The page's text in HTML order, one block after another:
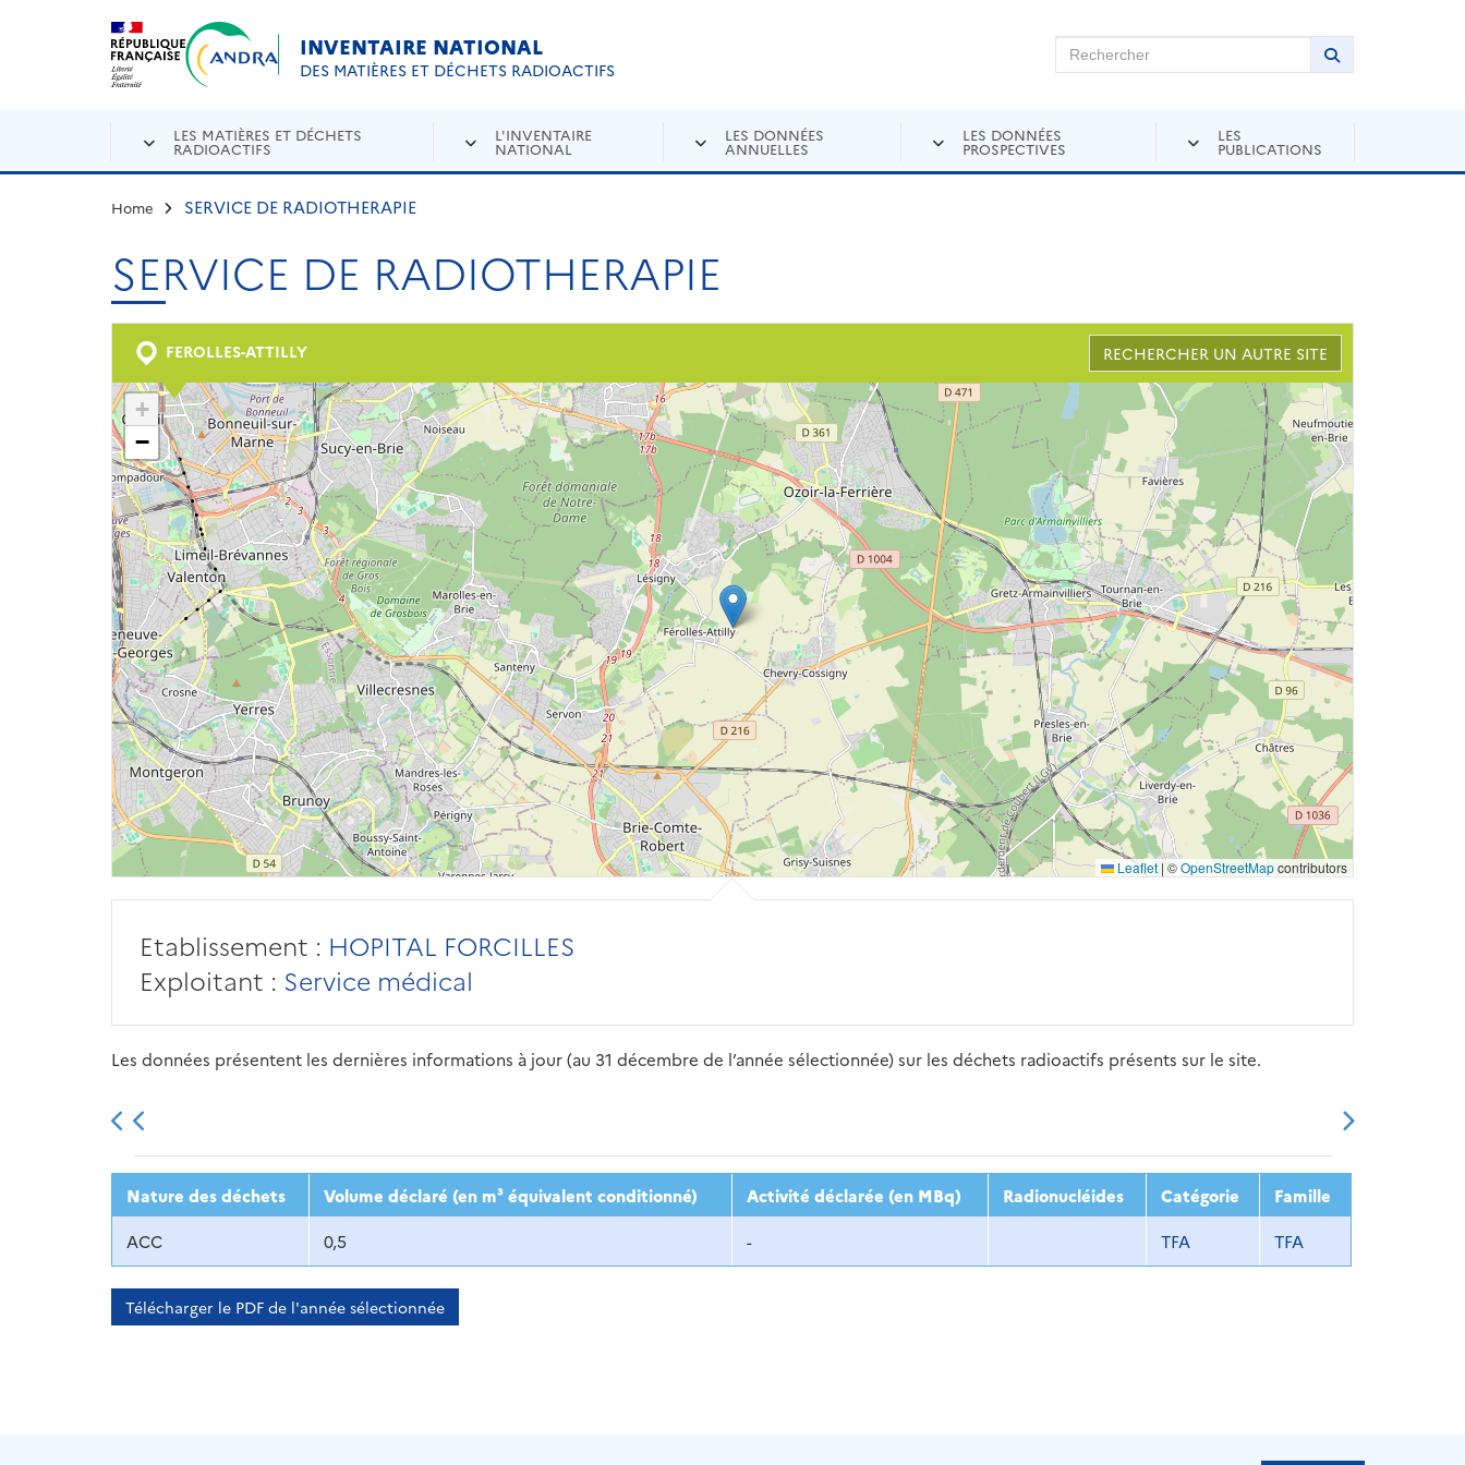
Aller au contenu principal
INVENTAIRE NATIONAL
DES MATIÈRES ET DÉCHETS RADIOACTIFS
Rechercher sur Andra Inventaire Rechercher
Lancer la
LES MATIÈRES ET DÉCHETS
RADIOACTIFS
L'INVENTAIRE
NATIONAL
LES DONNÉES
ANNUELLES
LES DONNÉES
PROSPECTIVES
LES
PUBLICATIONS
Home SERVICE DE RADIOTHERAPIE
SERVICE DE RADIOTHERAPIE
FEROLLES-ATTILLY RECHERCHER UN AUTRE SITE
+
−
Leaflet | ©OpenStreetMapcontributors
Etablissement : HOPITAL FORCILLES
Exploitant : Service médical
Les données présentent les dernières informations à jour (au 31 décembre de l’année sélectionnée) sur les déchets radioactifs présents sur le site.
2013 2014 2015 2016 2017 2018 2019 2020 2021 2022 2023
Nature des déchets Volume déclaré (en m³ équivalent conditionné) Activité déclarée (en MBq) Radionucléides Catégorie
Famille
ACC
0,5 - TFA TFA
Télécharger le PDF de l'année sélectionnée